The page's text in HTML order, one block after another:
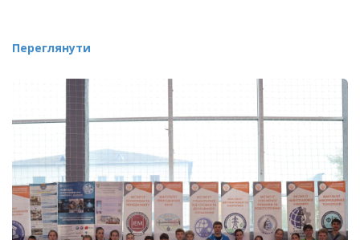
Переглянути